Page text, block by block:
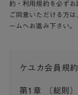
約・利用規約を必ずお
ご同意いただける方
ームへお進み下さい。
ケユカ会員規約
第1章 （総則）